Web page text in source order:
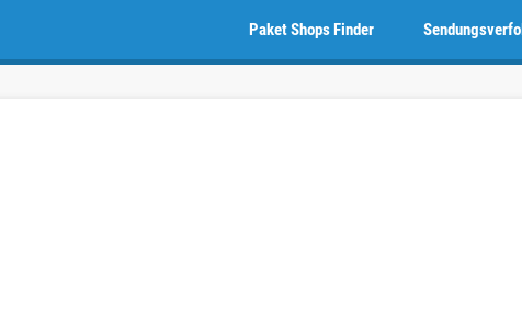
Paket Shops Finder